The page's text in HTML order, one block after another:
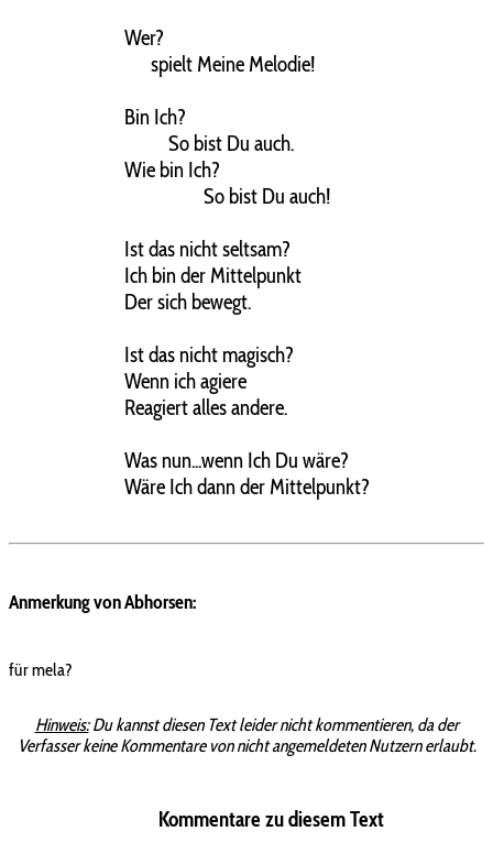
Wer?
spielt Meine Melodie!
Bin Ich?
So bist Du auch.
Wie bin Ich?
So bist Du auch!
Ist das nicht seltsam?
Ich bin der Mittelpunkt
Der sich bewegt.
Ist das nicht magisch?
Wenn ich agiere
Reagiert alles andere.
Was nun...wenn Ich Du wäre?
Wäre Ich dann der Mittelpunkt?
Anmerkung von Abhorsen:
für mela?
Hinweis:Du kannst diesen Text leider nicht kommentieren, da der
Verfasser keine Kommentare von nicht angemeldeten Nutzern erlaubt.
Kommentare zu diesem Text